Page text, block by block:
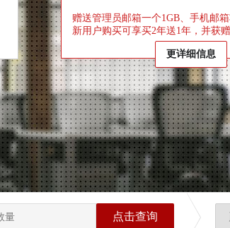
赠送管理员邮箱一个1GB、手机邮
新用户购买可享买2年送1年，并获
更详细信息
点击查询